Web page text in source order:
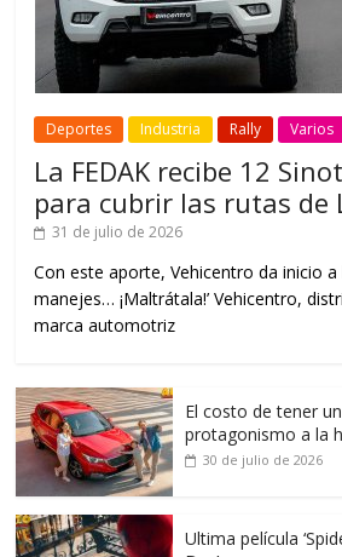
Deportes Industria Rally Varios
La FEDAK recibe 12
para cubrir las rutas de
31 de julio de 2026
Con este aporte, Vehicentro da inicio a
manejes… ¡Maltrátala!’ Vehicentro,
marca automotriz
El costo de tener
protagonismo a la
30 de julio de 2026
Ultima película